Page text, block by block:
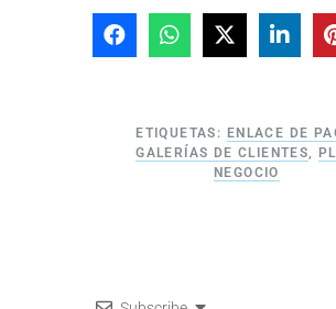
ETIQUETAS: ENLACE DE
GALERÍAS DE CLIENTES,
NEGOCIO